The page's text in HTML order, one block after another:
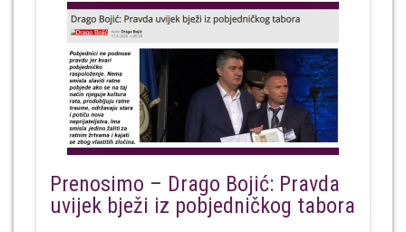
Prenosimo – Drago Bojić: Pravda
uvijek bježi iz pobjedničkog tabora